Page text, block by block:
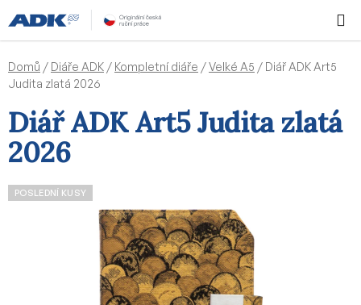
na
obsah
KOŠÍK
Domů / Diáře ADK / Kompletní diáře /Velké A5 / Diář ADK Art5
Judita zlatá 2026
Diář ADK Art5 Judita zlatá
2026
POSLEDNÍ KUSY